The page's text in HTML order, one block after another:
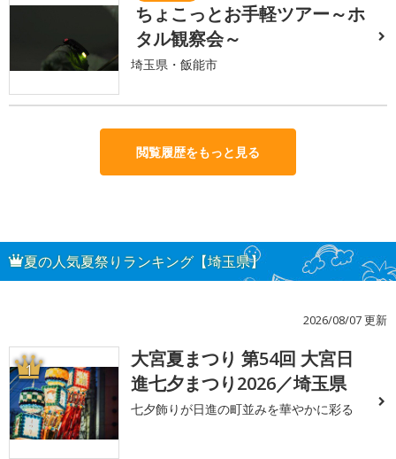
ちょこっとお手軽ツアー～ホ
タル観察会～
埼玉県・飯能市
閲覧履歴をもっと見る
夏の人気夏祭りランキング【埼玉県】
2026/08/07 更新
1
大宮夏まつり 第54回 大宮日
進七夕まつり2026／埼玉県
七夕飾りが日進の町並みを華やかに彩る